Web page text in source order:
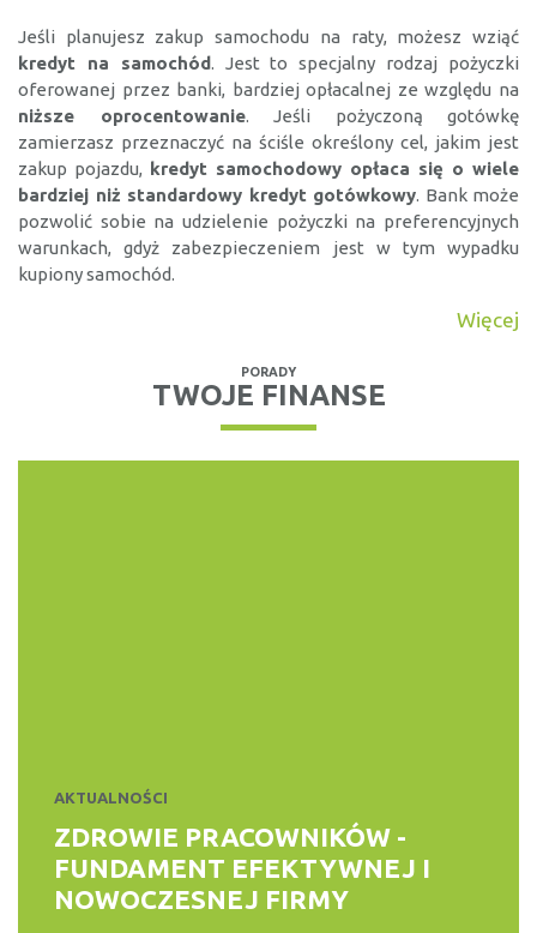
Jeśli planujesz zakup samochodu na raty, możesz wziąć
kredyt na samochód. Jest to specjalny rodzaj pożyczki
oferowanej przez banki, bardziej opłacalnej ze względu na
niższe oprocentowanie. Jeśli pożyczoną gotówkę
zamierzasz przeznaczyć na ściśle określony cel, jakim jest
zakup pojazdu, kredyt samochodowy opłaca się o wiele
bardziej niż standardowy kredyt gotówkowy. Bank może
pozwolić sobie na udzielenie pożyczki na preferencyjnych
warunkach, gdyż zabezpieczeniem jest w tym wypadku
kupiony samochód.
Więcej
PORADY
TWOJE FINANSE
AKTUALNOŚCI
ZDROWIE PRACOWNIKÓW -
FUNDAMENT EFEKTYWNEJ I
NOWOCZESNEJ FIRMY
RANKING DARMOWYCH
WIĘCEJ